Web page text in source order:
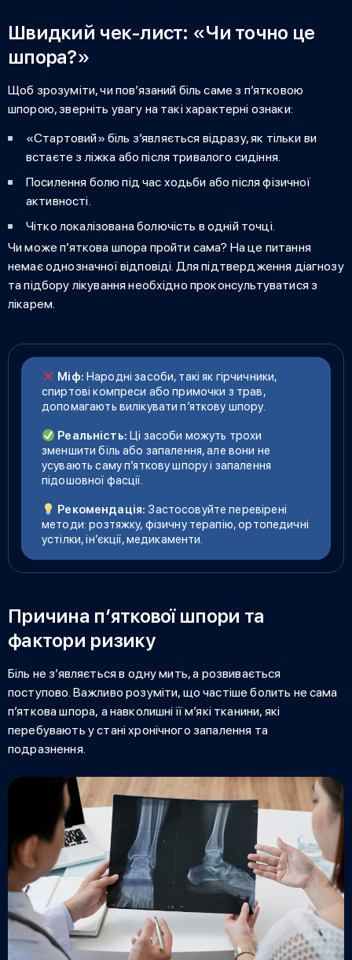
Швидкий чек-лист: «Чи точно це
шпора?»
Щоб зрозуміти, чи пов’язаний біль саме з п’ятковою
шпорою, зверніть увагу на такі характерні ознаки:
«Стартовий» біль з’являється відразу, як тільки ви
встаєте з ліжка або після тривалого сидіння.
Посилення болю під час ходьби або після фізичної
активності.
Чітко локалізована болючість в одній точці.
Чи може п’яткова шпора пройти сама? На це питання
немає однозначної відповіді. Для підтвердження діагнозу
та підбору лікування необхідно проконсультуватися з
лікарем.
Міф: Народні засоби, такі як гірчичники,
спиртові компреси або примочки з трав,
допомагають вилікувати п’яткову шпору.
Реальність: Ці засоби можуть трохи
зменшити біль або запалення, але вони не
усувають саму п’яткову шпору і запалення
підошовної фасції.
Рекомендація: Застосовуйте перевірені
методи: розтяжку, фізичну терапію, ортопедичні
устілки, ін’єкції, медикаменти.
Причина п’яткової шпори та
фактори ризику
Біль не з’являється в одну мить, а розвивається
поступово. Важливо розуміти, що частіше болить не сама
п’яткова шпора, а навколишні її м’які тканини, які
перебувають у стані хронічного запалення та
подразнення.